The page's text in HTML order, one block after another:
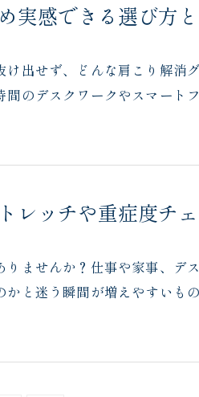
実感できる選び方
出せず、どんな肩こり解消
のデスクワークやスマート
レッチや重症度チ
ませんか？仕事や家事、デ
と迷う瞬間が増えやすいも